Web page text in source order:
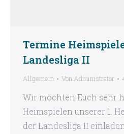
Termine
Landesliga II
Allgemein VonAdministrator
Wir möchten Euch sehr
Heimspielen unserer 1.
der Landesliga II